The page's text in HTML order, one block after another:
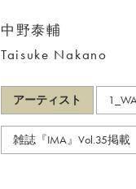
中野泰輔
Taisuke Nakano
アーティスト
雑誌『IMA』Vol.35掲載